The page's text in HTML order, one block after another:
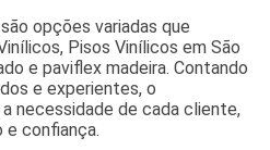
opções variadas que
Pisos Vinílicos em São
e paviflex madeira. Contando
e experientes, o
necessidade de cada cliente,
e confiança.